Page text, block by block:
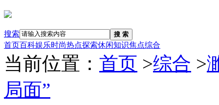
搜索 搜 索
首页百科娱乐时尚热点探索休闲知识焦点综合
当前位置： 首页 >综合 >
局面”